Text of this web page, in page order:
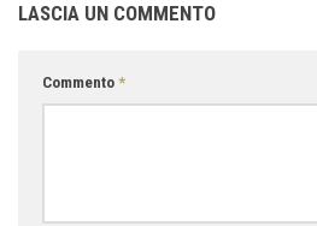
LASCIA UN COMMENTO
Commento *